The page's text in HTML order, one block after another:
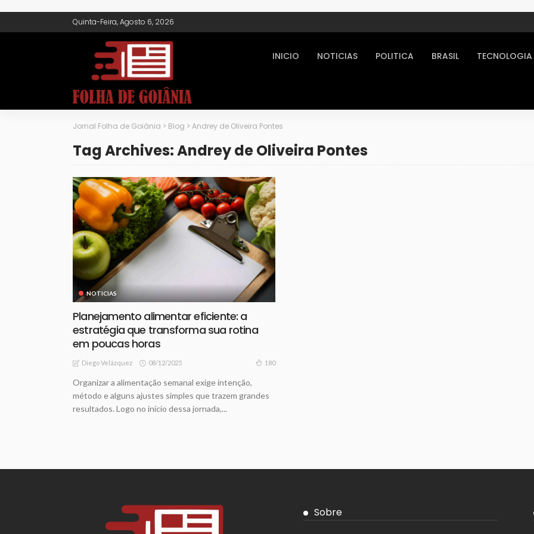
Quinta-Feira, Agosto 6, 2026
INICIO NOTICIAS POLITICA BRASIL TECNOLOGIA
Jornal Folha de Goiânia > Blog > Andrey de Oliveira Pontes
Tag Archives: Andrey de Oliveira Pontes
NOTICIAS
Planejamento alimentar eficiente: a
estratégia que transforma sua rotina
em poucas horas
Diego Velázquez 08/12/2025 180
Organizar a alimentação semanal exige intenção,
método e alguns ajustes simples que trazem grandes
resultados. Logo no início dessa jornada,...
Sobre